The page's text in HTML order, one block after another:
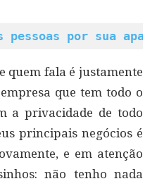
pessoas por sua
quem fala é justamente
que tem todo o
a privacidade de todo
principais negócios é
e em atenção
não tenho nada